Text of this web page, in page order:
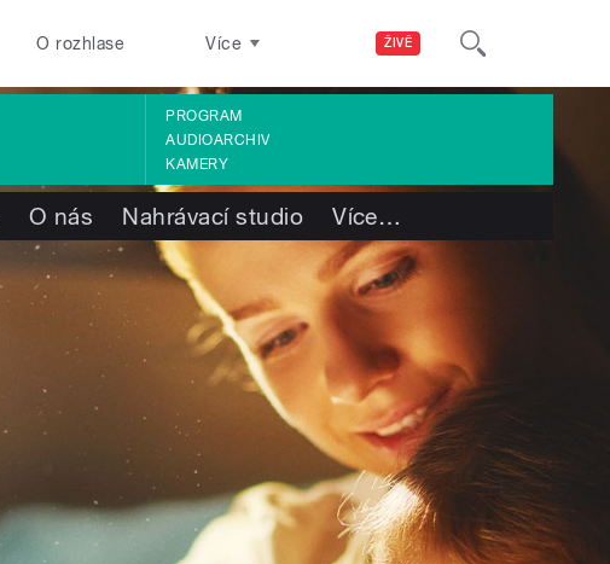
ŽIVĚ
O rozhlase Více
PROGRAM
AUDIOARCHIV
KAMERY
O nás Nahrávací studio Více…